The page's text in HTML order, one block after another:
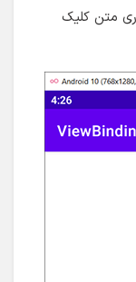
متن کلیک